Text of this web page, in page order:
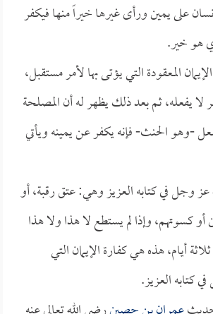
على يمين ورأى غيرها خيراً منها فيكفر
هو خير.
المعقودة التي يؤتى بها لأمر مستقبل،
لا يفعله، ثم بعد ذلك يظهر له أن المصلحة
-وهو الحنث- فإنه يكفر عن يمينه ويأتي
عز وجل في كتابه العزيز وهي: عتق رقبة، أو
كسوتهم، وإذا لم يستطع لا هذا ولا هذا
أيام، هذه هي كفارة الإيمان التي
كتابه العزيز.